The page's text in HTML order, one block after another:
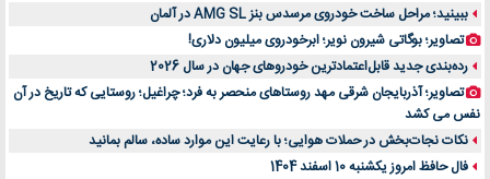
ببینید؛ مراحل ساخت خودروی مرسدس بنز AMG SL در آلمان
تصاویر؛ بوگاتی شیرون نویر؛ ابرخودروی میلیون دلاری!
رده‌بندی جدید قابل‌اعتمادترین خودروهای جهان در سال 2026
تصاویر؛ آذربایجان شرقی مهد روستاهای منحصر به فرد؛ چراغیل؛ روستایی که تاریخ در آن
نفس می کشد
نکات نجات‌بخش در حملات هوایی؛ با رعایت این موارد ساده، سالم بمانید
فال حافظ امروز یکشنبه 10 اسفند 1404